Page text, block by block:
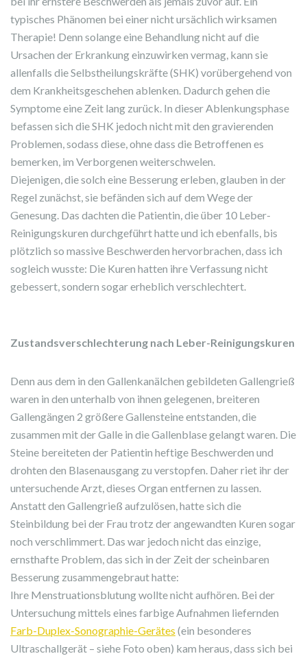
typisches Phänomen bei einer nicht ursächlich wirksamen
Therapie! Denn solange eine Behandlung nicht auf die
Ursachen der Erkrankung einzuwirken vermag, kann sie
allenfalls die Selbstheilungskräfte (SHK) vorübergehend von
dem Krankheitsgeschehen ablenken. Dadurch gehen die
Symptome eine Zeit lang zurück. In dieser Ablenkungsphase
befassen sich die SHK jedoch nicht mit den gravierenden
Problemen, sodass diese, ohne dass die Betroffenen es
bemerken, im Verborgenen weiterschwelen.
Diejenigen, die solch eine Besserung erleben, glauben in der
Regel zunächst, sie befänden sich auf dem Wege der
Genesung. Das dachten die Patientin, die über 10 Leber-
Reinigungskuren durchgeführt hatte und ich ebenfalls, bis
plötzlich so massive Beschwerden hervorbrachen, dass ich
sogleich wusste: Die Kuren hatten ihre Verfassung nicht
gebessert, sondern sogar erheblich verschlechtert.
Zustandsverschlechterung nach Leber-Reinigungskuren
Denn aus dem in den Gallenkanälchen gebildeten Gallengrieß
waren in den unterhalb von ihnen gelegenen, breiteren
Gallengängen 2 größere Gallensteine entstanden, die
zusammen mit der Galle in die Gallenblase gelangt waren. Die
Steine bereiteten der Patientin heftige Beschwerden und
drohten den Blasenausgang zu verstopfen. Daher riet ihr der
untersuchende Arzt, dieses Organ entfernen zu lassen.
Anstatt den Gallengrieß aufzulösen, hatte sich die
Steinbildung bei der Frau trotz der angewandten Kuren sogar
noch verschlimmert. Das war jedoch nicht das einzige,
ernsthafte Problem, das sich in der Zeit der scheinbaren
Besserung zusammengebraut hatte:
Ihre Menstruationsblutung wollte nicht aufhören. Bei der
Untersuchung mittels eines farbige Aufnahmen liefernden
Farb-Duplex-Sonographie-Gerätes (ein besonderes
Ultraschallgerät – siehe Foto oben) kam heraus, dass sich bei